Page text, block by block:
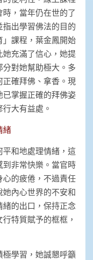
，當年仍在世的了
出學習佛法的目的
課程，葉金鳳開始
充滿了信心，她提
對她幫助極大。多
確拜佛、拿香。現
掌握正確的拜佛姿
大有益處。
緒
和地處理情緒，這
非常快樂。當官時
的疲倦，不過責任
內心世界的不安和
的出口，保持正念
特質賦予的框框，
學習，她誠懇呼籲